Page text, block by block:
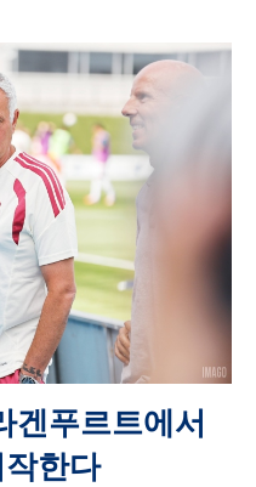
겐푸르트에서
한다